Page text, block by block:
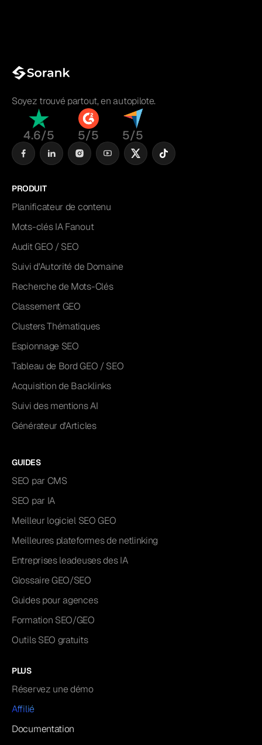
Soyez trouvé partout, en autopilote.
4.6/5 5/5 5/5
PRODUIT
Planificateur de contenu
Mots-clés IA Fanout
Audit GEO / SEO
Suivi d'Autorité de Domaine
Recherche de Mots-Clés
Classement GEO
Clusters Thématiques
Espionnage SEO
Tableau de Bord GEO / SEO
Acquisition de Backlinks
Suivi des mentions AI
Générateur d'Articles
GUIDES
SEO par CMS
SEO par IA
Meilleur logiciel SEO GEO
Meilleures plateformes de netlinking
Entreprises leadeuses des IA
Glossaire GEO/SEO
Guides pour agences
Formation SEO/GEO
Outils SEO gratuits
PLUS
Réservez une démo
Affilié
Documentation